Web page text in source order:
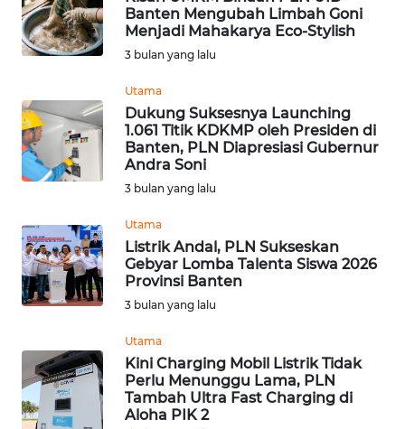
Banten Mengubah Limbah Goni
Menjadi Mahakarya Eco-Stylish
3 bulan yang lalu
Utama
Dukung Suksesnya Launching
1.061 Titik KDKMP oleh Presiden di
Banten, PLN Diapresiasi Gubernur
Andra Soni
3 bulan yang lalu
Utama
Listrik Andal, PLN Sukseskan
Gebyar Lomba Talenta Siswa 2026
Provinsi Banten
3 bulan yang lalu
Utama
Kini Charging Mobil Listrik Tidak
Perlu Menunggu Lama, PLN
Tambah Ultra Fast Charging di
Aloha PIK 2
SEMARANG
WN
BOROBUDUR
WN
SURABAYA
NATUNA
WN
BINTAN